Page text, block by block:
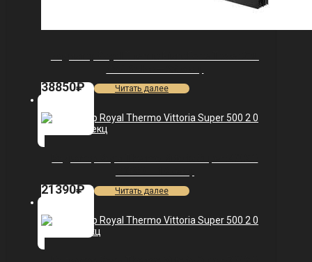
38850₽ Читать далее
21390₽ Читать далее